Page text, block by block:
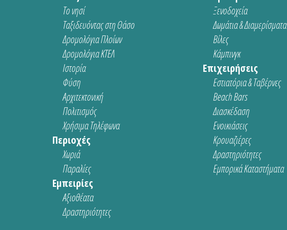
Το νησί
Ταξιδευόντας στη Θάσο
Δρομολόγια Πλοίων
Δρομολόγια ΚΤΕΛ
Ιστορία
Φύση
Αρχιτεκτονική
Πολιτισμός
Χρήσιμα Τηλέφωνα
Περιοχές
Χωριά
Παραλίες
Εμπειρίες
Αξιοθέατα
Δραστηριότητες
Ξενοδοχεία
Δωμάτια & Διαμερίσματα
Βίλες
Κάμπινγκ
Επιχειρήσεις
Εστιατόρια & Ταβέρνες
Beach Bars
Διασκέδαση
Ενοικιάσεις
Κρουαζιέρες
Δραστηριότητες
Εμπορικά Καταστήματα